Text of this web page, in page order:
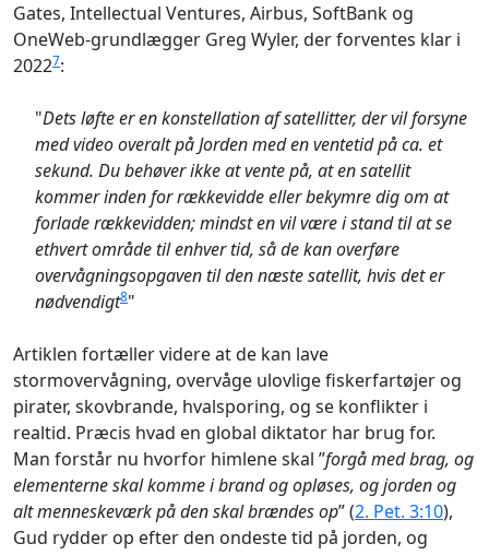
Gates, Intellectual Ventures, Airbus, SoftBank og
OneWeb-grundlægger Greg Wyler, der forventes klar i
20227:
"Dets løfte er en konstellation af satellitter, der vil forsyne
med video overalt på Jorden med en ventetid på ca. et
sekund. Du behøver ikke at vente på, at en satellit
kommer inden for rækkevidde eller bekymre dig om at
forlade rækkevidden; mindst en vil være i stand til at se
ethvert område til enhver tid, så de kan overføre
overvågningsopgaven til den næste satellit, hvis det er
nødvendigt8"
Artiklen fortæller videre at de kan lave
stormovervågning, overvåge ulovlige fiskerfartøjer og
pirater, skovbrande, hvalsporing, og se konflikter i
realtid. Præcis hvad en global diktator har brug for.
Man forstår nu hvorfor himlene skal ”forgå med brag, og
elementerne skal komme i brand og opløses, og jorden og
alt menneskeværk på den skal brændes op” (2. Pet. 3:10),
Gud rydder op efter den ondeste tid på jorden, og